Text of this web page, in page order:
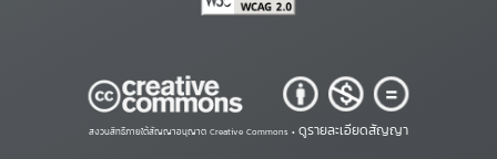
สงวนสิทธิ์ภายใต้สัญญาอนุญาต Creative Commons • ดูรายละเอียดสัญญา